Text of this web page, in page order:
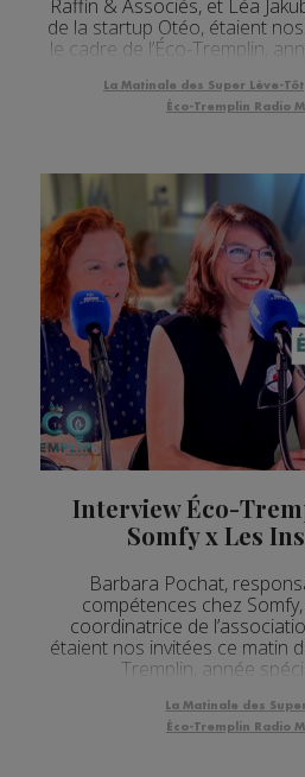
Raffin & Associés, et Léa
de la startup Otéo, étaient
le cadre de l’Éco-Tremplin,
La Matinale des Super Lève-Tôt
Éco-Tremplin Radio
Interview Éco-
Somfy x Les
Barbara Pochat,
compétences chez
coordinatrice de
étaient nos invitées ce matin
Tremplin, année
La Matinale des
Éco-Tremplin Radio